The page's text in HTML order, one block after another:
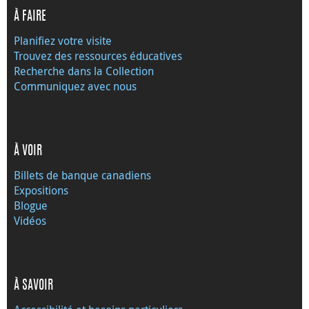
À FAIRE
Planifiez votre visite
Trouvez des ressources éducatives
Recherche dans la Collection
Communiquez avec nous
À VOIR
Billets de banque canadiens
Expositions
Blogue
Vidéos
À SAVOIR